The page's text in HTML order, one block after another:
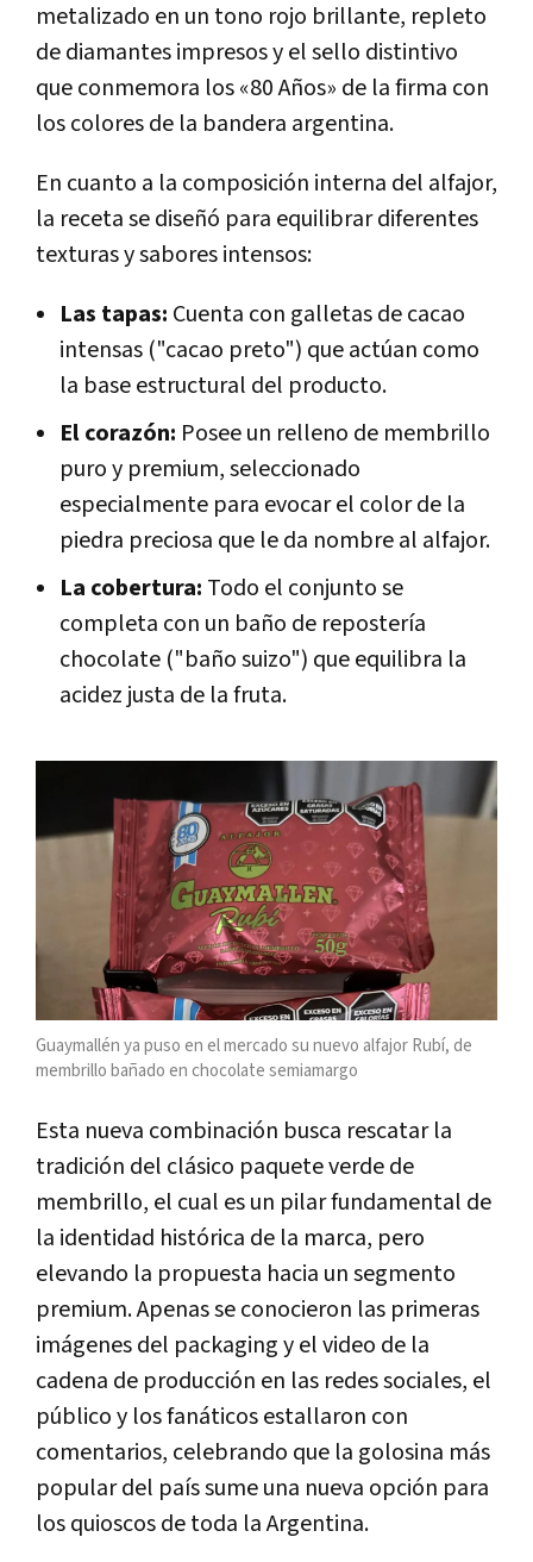
metalizado en un tono rojo brillante, repleto
de diamantes impresos y el sello distintivo
que conmemora los «80 Años» de la firma con
los colores de la bandera argentina.
En cuanto a la composición interna del alfajor,
la receta se diseñó para equilibrar diferentes
texturas y sabores intensos:
Las tapas: Cuenta con galletas de cacao
intensas ("cacao preto") que actúan como
la base estructural del producto.
El corazón: Posee un relleno de membrillo
puro y premium, seleccionado
especialmente para evocar el color de la
piedra preciosa que le da nombre al alfajor.
La cobertura: Todo el conjunto se
completa con un baño de repostería
chocolate ("baño suizo") que equilibra la
acidez justa de la fruta.
Guaymallén ya puso en el mercado su nuevo alfajor Rubí, de
membrillo bañado en chocolate semiamargo
Esta nueva combinación busca rescatar la
tradición del clásico paquete verde de
membrillo, el cual es un pilar fundamental de
la identidad histórica de la marca, pero
elevando la propuesta hacia un segmento
premium. Apenas se conocieron las primeras
imágenes del packaging y el video de la
cadena de producción en las redes sociales, el
público y los fanáticos estallaron con
comentarios, celebrando que la golosina más
popular del país sume una nueva opción para
los quioscos de toda la Argentina.